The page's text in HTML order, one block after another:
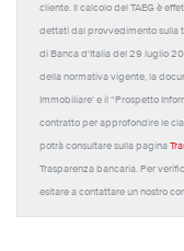
cliente. Il calcolo del TAEG è
dettati dal provvedimento sulla
di Banca d'Italia del 29 luglio
della normativa vigente, la
Immobiliare' e il “Prospetto
contratto per approfondire le
potrà consultare sulla pagina
Trasparenza bancaria. Per
esitare a contattare un nostro